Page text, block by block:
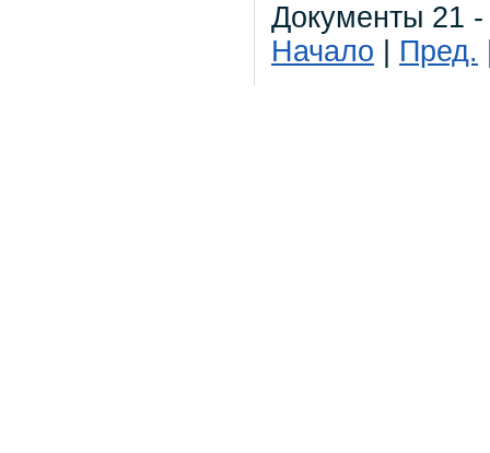
Документы 21 -
Начало
Пред.